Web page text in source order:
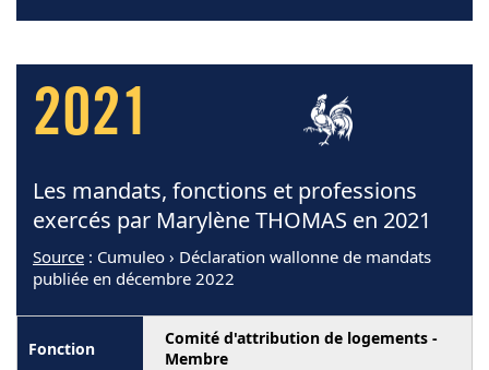
2021
Les mandats, fonctions et professions
exercés par Marylène THOMAS en 2021
Source : Cumuleo › Déclaration wallonne de mandats
publiée en décembre 2022
Comité d'attribution de logements -
Membre